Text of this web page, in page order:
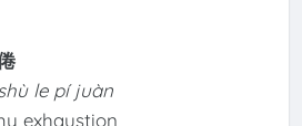
le pí juàn
exhaustion